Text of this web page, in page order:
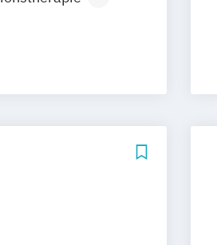
Paracelsus